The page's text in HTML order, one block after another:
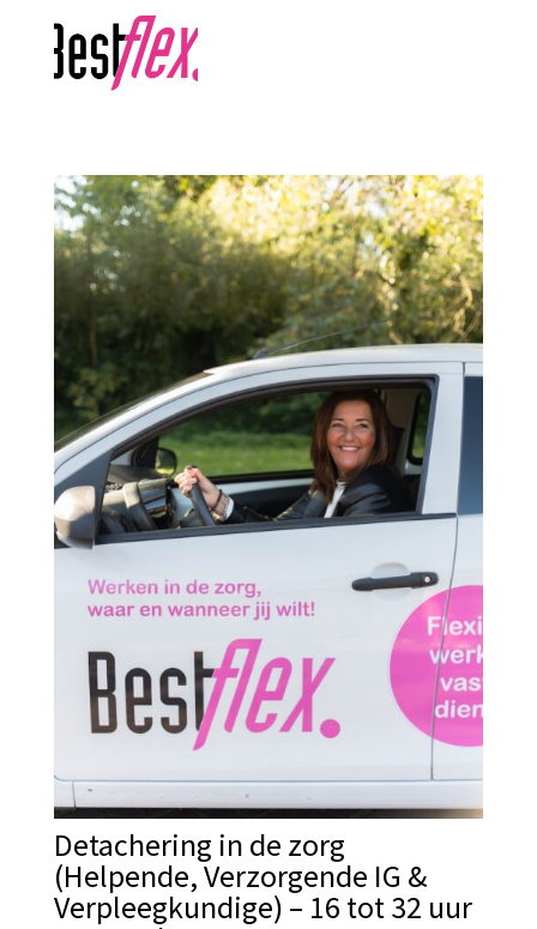
Detachering in de zorg
(Helpende, Verzorgende IG &
Verpleegkundige) – 16 tot 32 uur